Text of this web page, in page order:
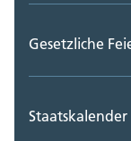
Gesetzliche
Staatskalender